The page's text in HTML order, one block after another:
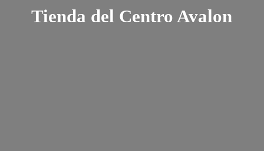
Tienda del Centro Avalon